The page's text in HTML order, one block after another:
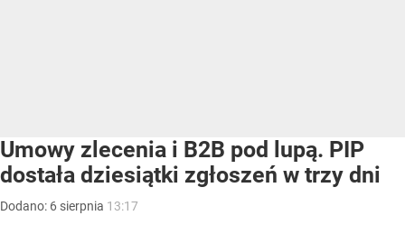
Umowy zlecenia i B2B pod lupą. PIP
dostała dziesiątki zgłoszeń w trzy dni
Dodano: 6 sierpnia 13:17